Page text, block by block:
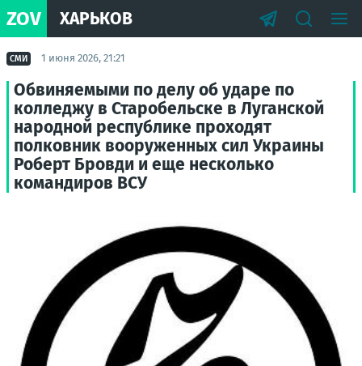
ZOV ХАРЬКОВ
СМИ 1 июня 2026, 21:21
Обвиняемыми по делу об ударе по
колледжу в Старобельске в Луганской
народной республике проходят
полковник вооруженных сил Украины
Роберт Бровди и еще несколько
командиров ВСУ